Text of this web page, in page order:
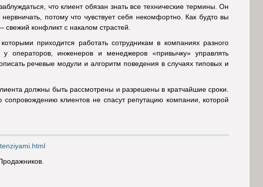
что клиент обязан знать все технические термины. Он
потому что чувствует себя некомфортно. Как будто вы
свежий конфликт с накалом страстей.
приходится работать сотрудникам в компаниях разного
инженеров и менеджеров «привычку» управлять
речевые модули и алгоритм поведения в случаях типовых и
должны быть рассмотрены и разрешены в кратчайшие сроки.
клиентов не спасут репутацию компании, которой